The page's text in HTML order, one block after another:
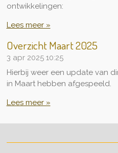
ontwikkelingen:
Lees meer »
Overzicht Maart 2025
3 apr 2025 10:25
Hierbij weer een update van
in Maart hebben afgespeeld.
Lees meer »